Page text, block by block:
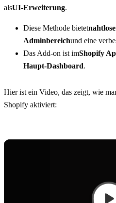
alsUI-Erweiterung.
Diese Methode bietet
Adminbereichund eine
Das Add-on ist imShopify
Haupt-Dashboard.
Hier ist ein Video, das zeigt, wie
Shopify aktiviert: